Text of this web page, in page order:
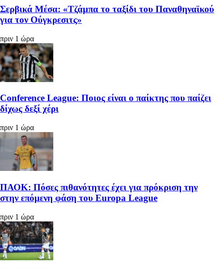
Σερβικά Μέσα: «Τζάμπα το ταξίδι του Παναθηναϊκού
για τον Ούγκρεσιτς»
πριν 1 ώρα
Conference League: Ποιος είναι ο παίκτης που παίζει
δίχως δεξί χέρι
πριν 1 ώρα
ΠΑΟΚ: Πόσες πιθανότητες έχει για πρόκριση την
στην επόμενη φάση του Europa League
πριν 1 ώρα